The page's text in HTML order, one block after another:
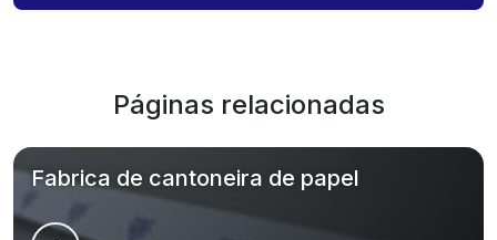
Páginas relacionadas
Fabrica de cantoneira de papel